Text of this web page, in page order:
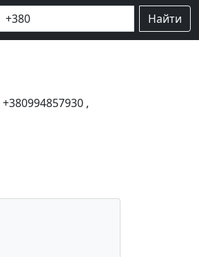
Найти
+380994857930 ,